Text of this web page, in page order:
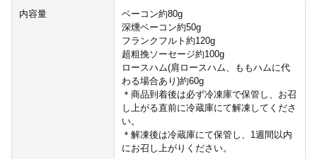
内容量
ベーコン約80g
深燻ベーコン約50g
フランクフルト約120g
超粗挽ソーセージ約100g
ロースハム(肩ロースハム、ももハムに代
わる場合あり)約60g
＊商品到着後は必ず冷凍庫で保管し、お召
し上がる直前に冷蔵庫にて解凍してくださ
い。
＊解凍後は冷蔵庫にて保管し、1週間以内
にお召し上がりください。